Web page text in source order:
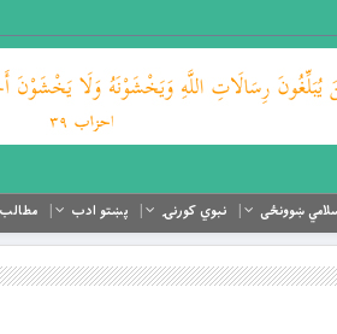
ښوونځی نبوي کورنۍ پښتو ادب